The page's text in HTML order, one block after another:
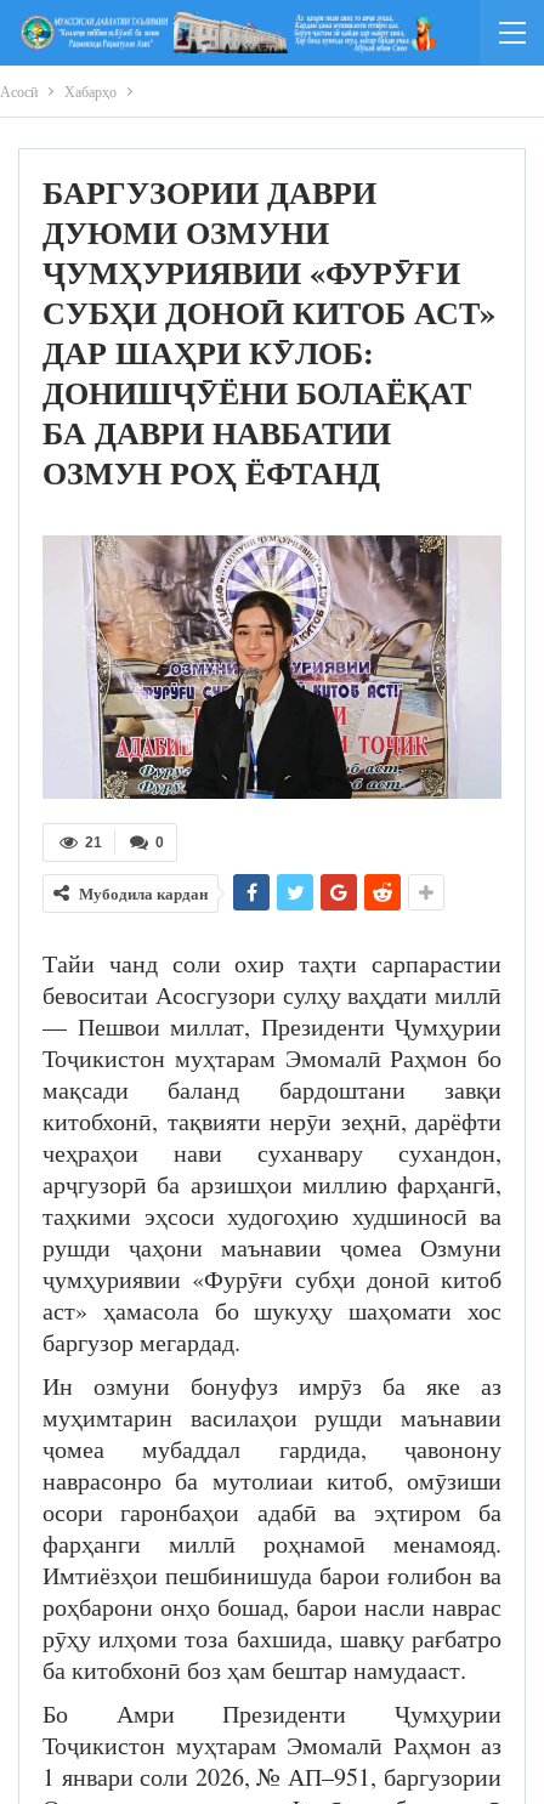
Асосӣ Хабарҳо
БАРГУЗОРИИ ДАВРИ
ДУЮМИ ОЗМУНИ
ҶУМҲУРИЯВИИ «ФУРӮҒИ
СУБҲИ ДОНОӢ КИТОБ АСТ»
ДАР ШАҲРИ КӮЛОБ:
ДОНИШҶӮЁНИ БОЛАЁҚАТ
БА ДАВРИ НАВБАТИИ
ОЗМУН РОҲ ЁФТАНД
0
21
Мубодила кардан
Тайи чанд соли охир таҳти сарпарастии
бевоситаи Асосгузори сулҳу ваҳдати миллӣ
— Пешвои миллат, Президенти Ҷумҳурии
Тоҷикистон муҳтарам Эмомалӣ Раҳмон бо
мақсади баланд бардоштани завқи
китобхонӣ, тақвияти нерӯи зеҳнӣ, дарёфти
чеҳраҳои нави суханвару сухандон,
арҷгузорӣ ба арзишҳои миллию фарҳангӣ,
таҳкими эҳсоси худогоҳию худшиносӣ ва
рушди ҷаҳони маънавии ҷомеа Озмуни
ҷумҳуриявии «Фурӯғи субҳи доноӣ китоб
аст» ҳамасола бо шукуҳу шаҳомати хос
баргузор мегардад.
Ин озмуни бонуфуз имрӯз ба яке аз
муҳимтарин василаҳои рушди маънавии
ҷомеа мубаддал гардида, ҷавонону
наврасонро ба мутолиаи китоб, омӯзиши
осори гаронбаҳои адабӣ ва эҳтиром ба
фарҳанги миллӣ роҳнамоӣ менамояд.
Имтиёзҳои пешбинишуда барои ғолибон ва
роҳбарони онҳо бошад, барои насли наврас
рӯҳу илҳоми тоза бахшида, шавқу рағбатро
ба китобхонӣ боз ҳам бештар намудааст.
Бо Амри Президенти Ҷумҳурии
Тоҷикистон муҳтарам Эмомалӣ Раҳмон аз
1 январи соли 2026, № АП–951, баргузории